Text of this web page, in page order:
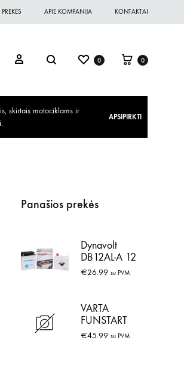
APIE KOMPANIJA KONTAKTAI
0 0
skirtais motociklams ir
APSIPIRKTI
Panašios prekės
Dynavolt
DB12AL-A 12
Ah
€26.99 su PVM
VARTA
FUNSTART
TTZ12S--BS
€45.99 su PVM